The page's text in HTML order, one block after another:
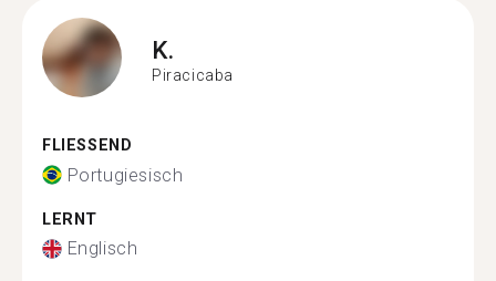
K.
Piracicaba
FLIESSEND
Portugiesisch
LERNT
Englisch